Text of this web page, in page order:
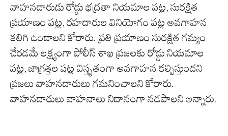
వాహనదారుడు రోడ్డు భద్రతా నియమాల పట్ల, సురక్షిత
ప్రయాణం పట్ల, రహదారుల వినియోగం పట్ల అవగాహన
కలిగి ఉండాలని కోరారు. ప్రతి ప్రయాణం సురక్షిత గమ్యం
చేరడమే లక్ష్యంగా పోలీస్ శాఖ ప్రజలకు రోడ్డు నియమాల
పట్ల, జాగ్రత్తల పట్ల విస్తృతంగా అవగాహన కల్పిస్తుందని
ప్రజలు వాహనదారులు గమనించాలని కోరారు.
వాహనదారులు వాహనాలు నిదానంగా నడపాలని అన్నారు.